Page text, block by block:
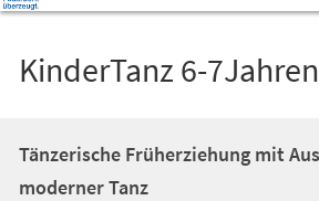
KinderTanz 6-7Jahren
Tänzerische Früherziehung mit
moderner Tanz